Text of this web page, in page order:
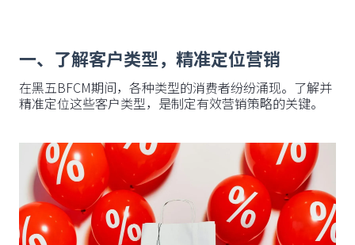
一、了解客户类型，精准定位营销
在黑五BFCM期间，各种类型的消费者纷纷涌现。了解并
精准定位这些客户类型，是制定有效营销策略的关键。